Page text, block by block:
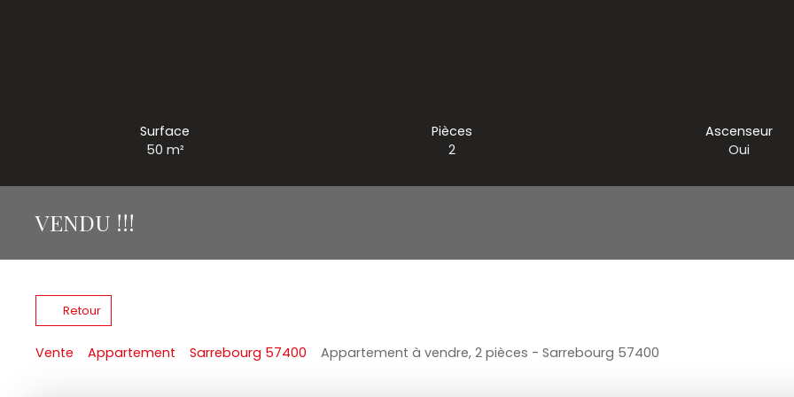
Surface
50 m²
Pièces
2
Ascenseur
Oui
VENDU !!!
Retour
Vente Appartement Sarrebourg 57400 Appartement à vendre, 2 pièces - Sarrebourg 57400